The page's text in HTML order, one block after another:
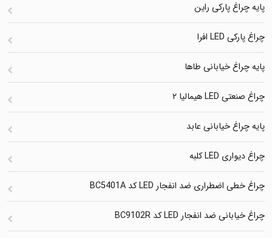
پایه چراغ پارکی راین
چراغ پارکی LED افرا
پایه چراغ خیابانی طاها
چراغ صنعتی LED هیمالیا ۲
پایه چراغ خیابانی عابد
چراغ دیواری LED کلبه
چراغ خطی اضطراری ضد انفجار LED کد BC5401A
چراغ خیابانی ضد انفجار LED کد BC9102R